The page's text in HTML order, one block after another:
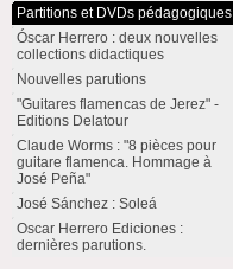
Partitions et DVDs pédagogiques
Óscar Herrero : deux nouvelles
collections didactiques
Nouvelles parutions
"Guitares flamencas de Jerez" -
Editions Delatour
Claude Worms : "8 pièces pour
guitare flamenca. Hommage à
José Peña"
José Sánchez : Soleá
Oscar Herrero Ediciones :
dernières parutions.